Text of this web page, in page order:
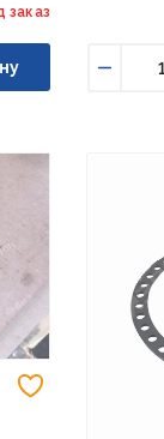
заказ
Добавить